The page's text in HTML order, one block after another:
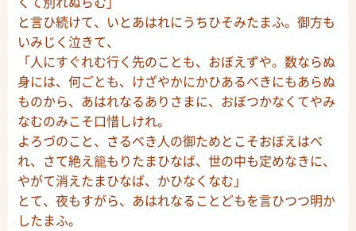
と言ひ続けて、いとあはれにうちひそみたまふ。御方も
いみじく泣きて、
「人にすぐれむ行く先のことも、おぼえずや。数ならぬ
身には、何ごとも、けざやかにかひあるべきにもあらぬ
ものから、あはれなるありさまに、おぼつかなくてやみ
なむのみこそ口惜しけれ。
よろづのこと、さるべき人の御ためとこそおぼえはべ
れ、さて絶え籠もりたまひなば、世の中も定めなきに、
やがて消えたまひなば、かひなくなむ」
とて、夜もすがら、あはれなることどもを言ひつつ明か
したまふ。